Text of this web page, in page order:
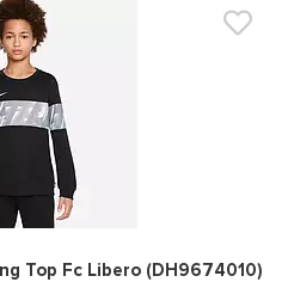
0
Top Fc Libero (DH9674010)